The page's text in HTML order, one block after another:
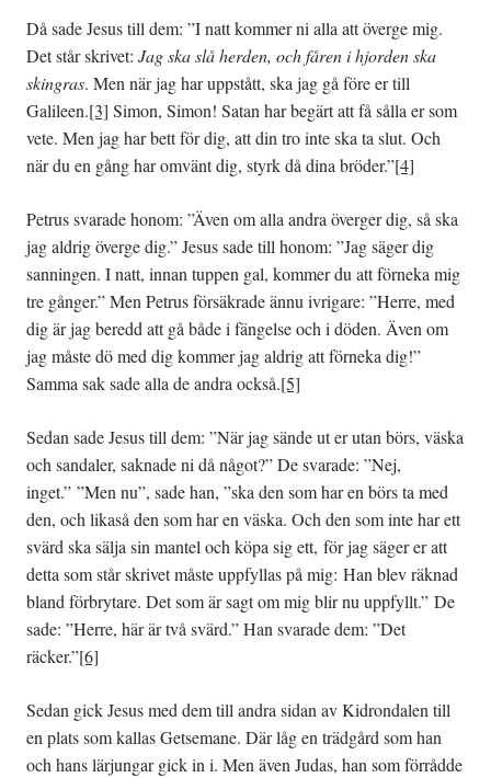
Då sade Jesus till dem: ”I natt kommer ni alla att överge mig.
Det står skrivet: Jag ska slå herden, och fåren i hjorden ska
skingras. Men när jag har uppstått, ska jag gå före er till
Galileen.[3] Simon, Simon! Satan har begärt att få sålla er som
vete. Men jag har bett för dig, att din tro inte ska ta slut. Och
när du en gång har omvänt dig, styrk då dina bröder.”[4]
Petrus svarade honom: ”Även om alla andra överger dig, så ska
jag aldrig överge dig.” Jesus sade till honom: ”Jag säger dig
sanningen. I natt, innan tuppen gal, kommer du att förneka mig
tre gånger.” Men Petrus försäkrade ännu ivrigare: ”Herre, med
dig är jag beredd att gå både i fängelse och i döden. Även om
jag måste dö med dig kommer jag aldrig att förneka dig!”
Samma sak sade alla de andra också.[5]
Sedan sade Jesus till dem: ”När jag sände ut er utan börs, väska
och sandaler, saknade ni då något?” De svarade: ”Nej,
inget.” ”Men nu”, sade han, ”ska den som har en börs ta med
den, och likaså den som har en väska. Och den som inte har ett
svärd ska sälja sin mantel och köpa sig ett, för jag säger er att
detta som står skrivet måste uppfyllas på mig: Han blev räknad
bland förbrytare. Det som är sagt om mig blir nu uppfyllt.” De
sade: ”Herre, här är två svärd.” Han svarade dem: ”Det
räcker.”[6]
Sedan gick Jesus med dem till andra sidan av Kidrondalen till
en plats som kallas Getsemane. Där låg en trädgård som han
och hans lärjungar gick in i. Men även Judas, han som förrådde